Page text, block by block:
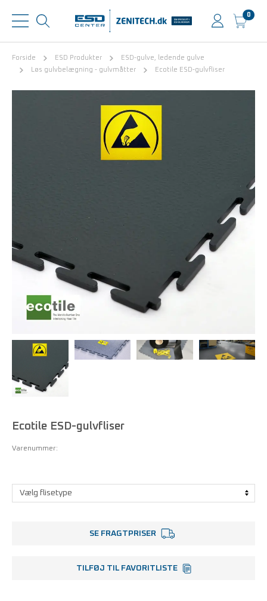
0
Forside ESD Produkter
ESD-gulve, ledende gulve
Løs gulvbelægning - gulvmåtter
Ecotile ESD-gulvfliser
Ecotile ESD-gulvfliser
Varenummer:
SE FRAGTPRISER
TILFØJ TIL FAVORITLISTE